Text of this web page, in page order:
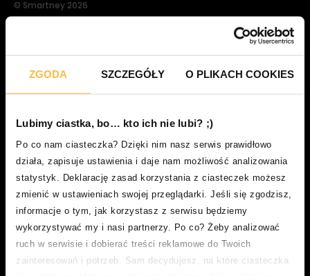
ZGODA SZCZEGÓŁY O PLIKACH COOKIES
Lubimy ciastka, bo… kto ich nie lubi? ;)
Po co nam ciasteczka? Dzięki nim nasz serwis prawidłowo
działa, zapisuje ustawienia i daje nam możliwość analizowania
statystyk. Deklarację zasad korzystania z ciasteczek możesz
zmienić w ustawieniach swojej przeglądarki. Jeśli się zgodzisz,
informacje o tym, jak korzystasz z serwisu będziemy
wykorzystywać my i nasi partnerzy. Po co? Żeby analizować
ruch w serwisie i dobierać treści reklamowe do Twoich
zainteresowań i potrzeb. Sam decydujesz, na które ciasteczka
© Smartney 2026
Smartney
pożyczka gotówkowa
masz dochód z działalności gospodarczej?
ubezpieczenie
pożyczka na remont
pożyczka na samochód
O nas